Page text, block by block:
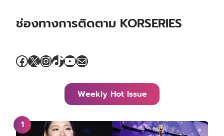
ช่องทางการติดตาม KORSERIES
Facebook
X Instagram
TikTok
YouTube
Mail
Weekly Hot Issue